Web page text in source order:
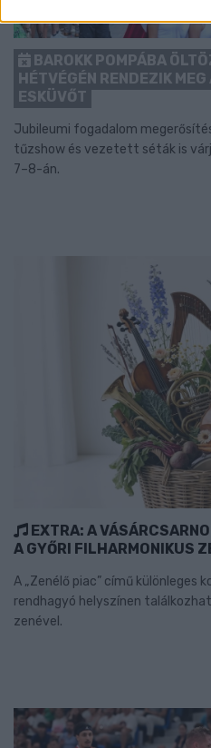
BAROKK POMPÁBA
HÉTVÉGÉN RENDEZIK
ESKÜVŐT
Jubileumi fogadalom
tűzshow és vezetett séták is
7–8-án.
EXTRA: A
A GYŐRI FILHARMONIKUS
A „Zenélő piac” című
rendhagyó helyszínen
zenével.